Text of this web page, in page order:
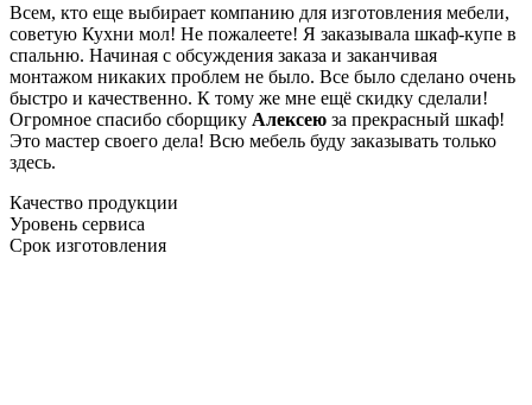
Всем, кто еще выбирает компанию для изготовления мебели,
советую Кухни мол! Не пожалеете! Я заказывала шкаф-купе в
спальню. Начиная с обсуждения заказа и заканчивая
монтажом никаких проблем не было. Все было сделано очень
быстро и качественно. К тому же мне ещё скидку сделали!
Огромное спасибо сборщику Алексею за прекрасный шкаф!
Это мастер своего дела! Всю мебель буду заказывать только
здесь.
Качество продукции
Уровень сервиса
Срок изготовления